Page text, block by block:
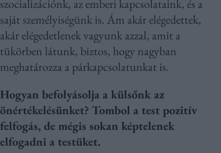
szocializációnk, az emberi kapcsolataink, és a
saját személyiségünk is. Ám akár elégedettek,
akár elégedetlenek vagyunk azzal, amit a
tükörben látunk, biztos, hogy nagyban
meghatározza a párkapcsolatunkat is.
Hogyan befolyásolja a külsőnk az
önértékelésünket? Tombol a test pozitív
felfogás, de mégis sokan képtelenek
elfogadni a testüket.